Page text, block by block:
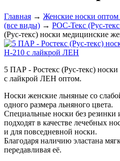
Главная → Женские носки
(все виды) → РОС-Текс (Рус-
(Рус-текс) носки медицинские
5 ПАР - Ростекс (Рус-текс)
с лайкрой ЛЕН оптом.
Носки женские льняные со
одного размера льняного цвета.
Специальные носки без резинки
подходят в качестве лечебных
и для повседневной носки.
Благодаря наличию эластана
передавливая её.